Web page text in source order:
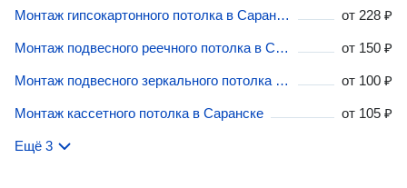
Монтаж гипсокартонного потолка в Саранске от 228 ₽
Монтаж подвесного реечного потолка в Саранске от 150 ₽
Монтаж подвесного зеркального потолка в Саранске от 100 ₽
Монтаж кассетного потолка в Саранске от 105 ₽
Ещё 3